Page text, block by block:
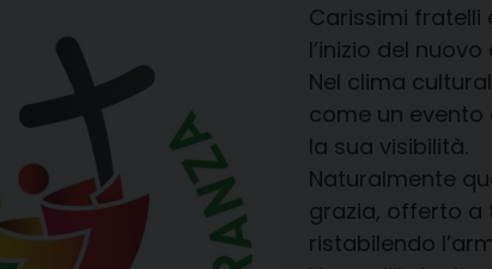
Carissimi fratelli
l’inizio del
Nel clima
come un
la sua visibilità.
Naturalmente
grazia, offerto a
ristabilendo